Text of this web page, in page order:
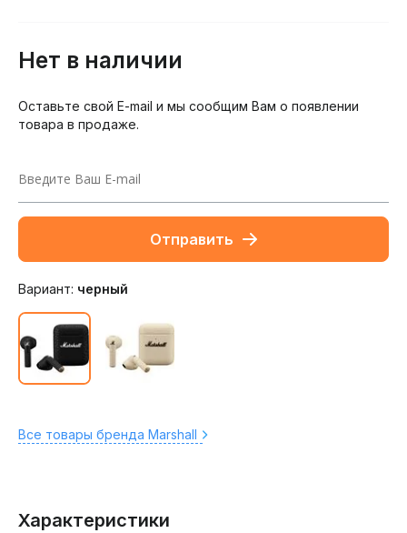
Нет в наличии
Оставьте свой E-mail и мы сообщим Вам о появлении
товара в продаже.
Отправить
Вариант: черный
Все товары бренда Marshall
Характеристики